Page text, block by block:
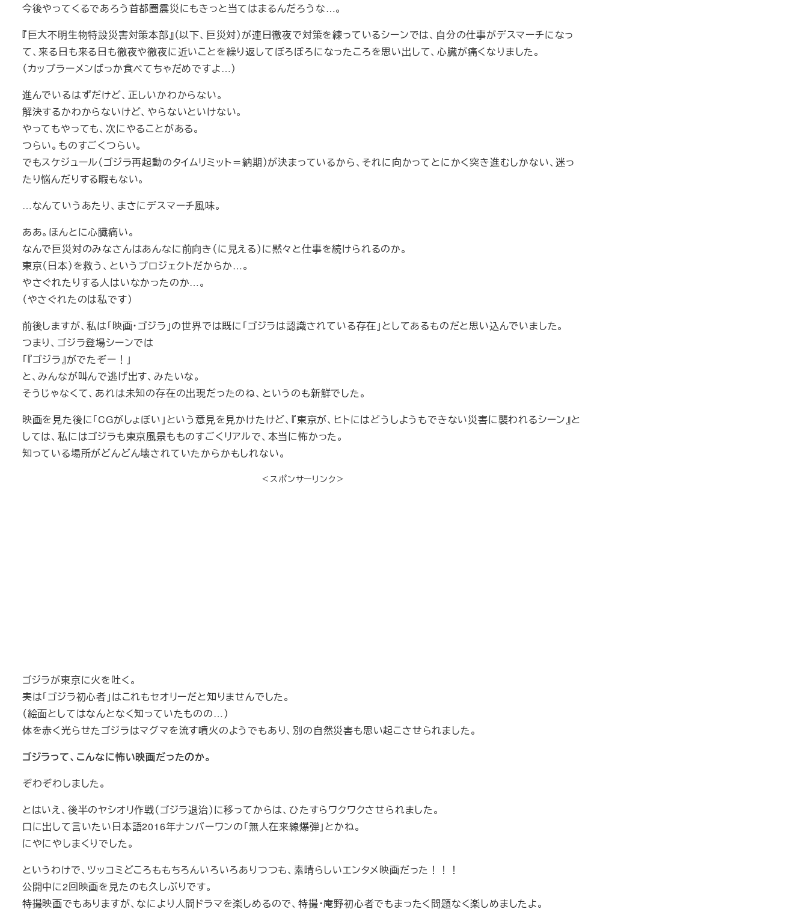
今後やってくるであろう首都圏震災にもきっと当てはまるんだろうな…。
『巨大不明生物特設災害対策本部』（以下、巨災対）が連日徹夜で対策を練っているシーンでは、自分の仕事がデスマーチになっ
て、来る日も来る日も徹夜や徹夜に近いことを繰り返してぼろぼろになったころを思い出して、心臓が痛くなりました。
（カップラーメンばっか食べてちゃだめですよ…）
進んでいるはずだけど、正しいかわからない。
解決するかわからないけど、やらないといけない。
やってもやっても、次にやることがある。
つらい。ものすごくつらい。
でもスケジュール（ゴジラ再起動のタイムリミット＝納期）が決まっているから、それに向かってとにかく突き進むしかない、迷っ
たり悩んだりする暇もない。
…なんていうあたり、まさにデスマーチ風味。
ああ。ほんとに心臓痛い。
なんで巨災対のみなさんはあんなに前向き（に見える）に黙々と仕事を続けられるのか。
東京（日本）を救う、というプロジェクトだからか…。
やさぐれたりする人はいなかったのか…。
（やさぐれたのは私です）
前後しますが、私は「映画・ゴジラ」の世界では既に「ゴジラは認識されている存在」としてあるものだと思い込んでいました。
つまり、ゴジラ登場シーンでは
「『ゴジラ』がでたぞー！」
と、みんなが叫んで逃げ出す、みたいな。
そうじゃなくて、あれは未知の存在の出現だったのね、というのも新鮮でした。
映画を見た後に「CGがしょぼい」という意見を見かけたけど、『東京が、ヒトにはどうしようもできない災害に襲われるシーン』と
しては、私にはゴジラも東京風景もものすごくリアルで、本当に怖かった。
知っている場所がどんどん壊されていたからかもしれない。
＜スポンサーリンク＞
ゴジラが東京に火を吐く。
実は「ゴジラ初心者」はこれもセオリーだと知りませんでした。
（絵面としてはなんとなく知っていたものの…）
体を赤く光らせたゴジラはマグマを流す噴火のようでもあり、別の自然災害も思い起こさせられました。
ゴジラって、こんなに怖い映画だったのか。
ぞわぞわしました。
とはいえ、後半のヤシオリ作戦（ゴジラ退治）に移ってからは、ひたすらワクワクさせられました。
口に出して言いたい日本語2016年ナンバーワンの「無人在来線爆弾」とかね。
にやにやしまくりでした。
というわけで、ツッコミどころももちろんいろいろありつつも、素晴らしいエンタメ映画だった！！！
公開中に2回映画を見たのも久しぶりです。
特撮映画でもありますが、なにより人間ドラマを楽しめるので、特撮・庵野初心者でもまったく問題なく楽しめましたよ。